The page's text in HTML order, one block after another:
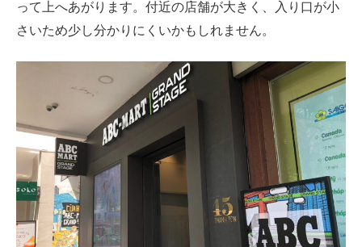
って上へあがります。付近の店舗が大きく、入り口が小
さいため少し分かりにくいかもしれません。